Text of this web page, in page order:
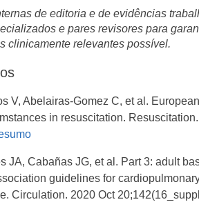
de editoria e de evidências
e pares revisores para
clinicamente relevantes possível.
V, Abelairas-Gomez C, et al.
in resuscitation.
JA, Cabañas JG, et al. Part 3: adult
guidelines for
Circulation. 2020 Oct